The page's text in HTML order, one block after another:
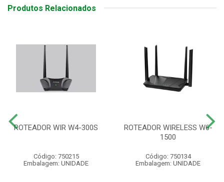
Produtos Relacionados
ROTEADOR WIR W4-300S
Código: 750215
Embalagem: UNIDADE
ROTEADOR WIRELESS W6-
1500
Código: 750134
Embalagem: UNIDADE